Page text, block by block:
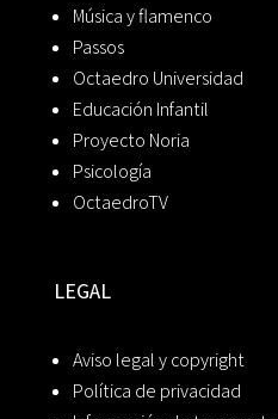
Música y flamenco
Passos
Octaedro Universidad
Educación Infantil
Proyecto Noria
Psicología
OctaedroTV
LEGAL
Aviso legal y copyright
Política de privacidad